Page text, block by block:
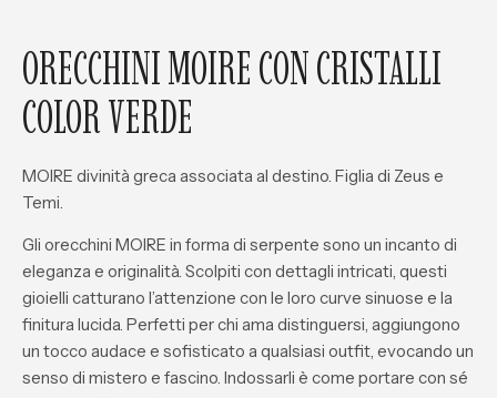
ORECCHINI MOIRE CON CRISTALLI
COLOR VERDE
MOIRE divinità greca associata al destino. Figlia di Zeus e
Temi.
Gli orecchini MOIRE in forma di serpente sono un incanto di
eleganza e originalità. Scolpiti con dettagli intricati, questi
gioielli catturano l’attenzione con le loro curve sinuose e la
finitura lucida. Perfetti per chi ama distinguersi, aggiungono
un tocco audace e sofisticato a qualsiasi outfit, evocando un
senso di mistero e fascino. Indossarli è come portare con sé